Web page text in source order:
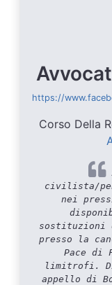
https://
Corso Della
civilista/
nei
sostituzioni
presso la
Pace di
limitrofi.
appello di